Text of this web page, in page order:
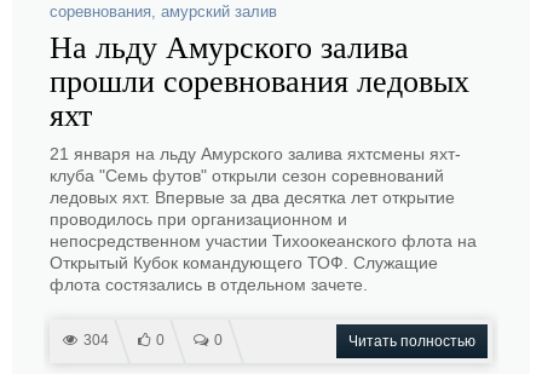
соревнования, амурский залив
На льду Амурского залива
прошли соревнования ледовых
яхт
21 января на льду Амурского залива яхтсмены яхт-
клуба "Семь футов" открыли сезон соревнований
ледовых яхт. Впервые за два десятка лет открытие
проводилось при организационном и
непосредственном участии Тихоокеанского флота на
Открытый Кубок командующего ТОФ. Служащие
флота состязались в отдельном зачете.
304 0 0 Читать полностью